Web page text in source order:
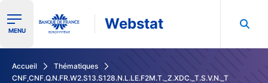
Ouvrir le menu de navigation
MENU Webstat
Accueil
Thématiques
CNF,CNF.Q.N.FR.W2.S13.S128.N.L.LE.F2M.T._Z.XDC._T.S.V.N._T